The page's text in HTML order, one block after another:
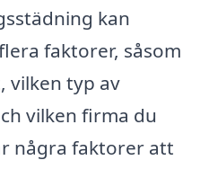
kan
faktorer, såsom
vilken typ av
vilken firma du
några faktorer att